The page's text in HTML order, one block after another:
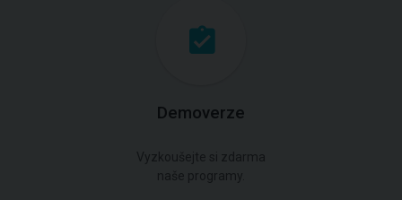
Demoverze
Vyzkoušejte si zdarma
naše programy.